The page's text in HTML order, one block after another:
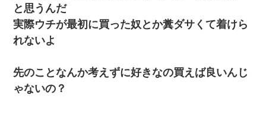
彼女(37)の情欲がえげつない件ｗｗｗｗｗｗｗ
てもらえて良かったな！』→
と思うんだ
実際ウチが最初に買った奴とか糞ダサくて着けら
れないよ
先のことなんか考えずに好きなの買えば良いんじ
ゃないの？